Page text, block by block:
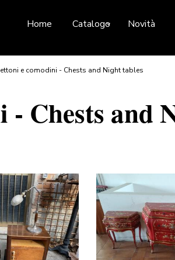
Home Catalogo Novità
e comodini - Chests and Night tables
- Chests and